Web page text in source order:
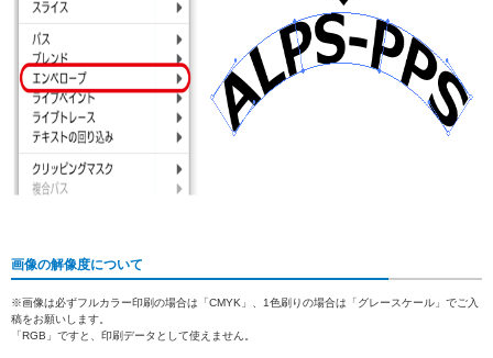
画像の解像度について
※画像は必ずフルカラー印刷の場合は「CMYK」、1色刷りの場合は「グレースケール」でご入
稿をお願いします。
「RGB」ですと、印刷データとして使えません。